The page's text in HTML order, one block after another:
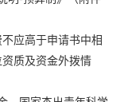
应高于申请书中相
质及资金外拨情